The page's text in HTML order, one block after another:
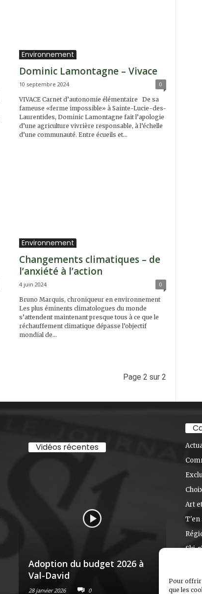
Pour offrir
que les
Environnement
Dominic Lamontagne – Vivace
10 septembre 2024 0
VIVACE Carnet d’autonomie élémentaire De sa
fameuse «ferme impossible» à Sainte-Lucie-des-
Laurentides, Dominic Lamontagne fait l’apologie
d’une agriculture vivrière responsable, à l’échelle
d’une communauté. Entre écueils et...
Environnement
Changements climatiques – de
l’anxiété à l’action
4 juin 2024 0
Bruno Marquis, chroniqueur en environnement
Les plus éminents climatologues du monde
s’attendent maintenant presque tous à ce que le
réchauffement climatique dépasse l’objectif
mondial de...
Page 2 sur 2
Vidéos récentes
Adoption du budget 2026 à
Val-David
28 janvier 2026 0 6 janvier
Art
T'en
Ski-